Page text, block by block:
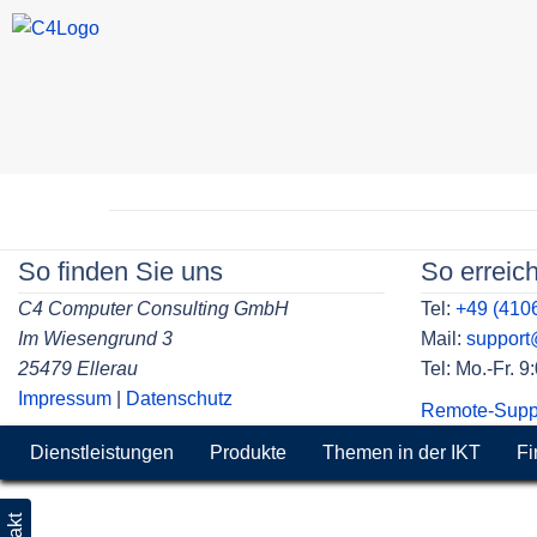
So finden Sie uns
C4 Computer Consulting GmbH
Im Wiesengrund 3
25479 Ellerau
Impressum
Datenschutz
So
Tel: +49
Mail:
Tel: Mo.-Fr.
Remote-
Dienstleistungen Produkte Themen in der IKT